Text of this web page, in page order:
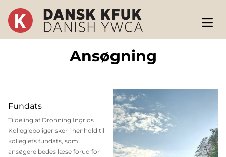
Ansøgning
Fundats
Tildeling af Dronning Ingrids
Kollegieboliger sker i henhold til
kollegiets fundats, som
ansøgere bedes læse forud for